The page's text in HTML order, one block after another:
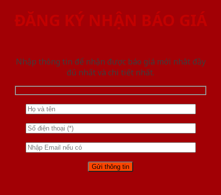
ĐĂNG KÝ NHẬN BÁO GIÁ
Nhập thông tin để nhận được báo giá mới nhât đầy
đủ nhất và chi tiết nhất.